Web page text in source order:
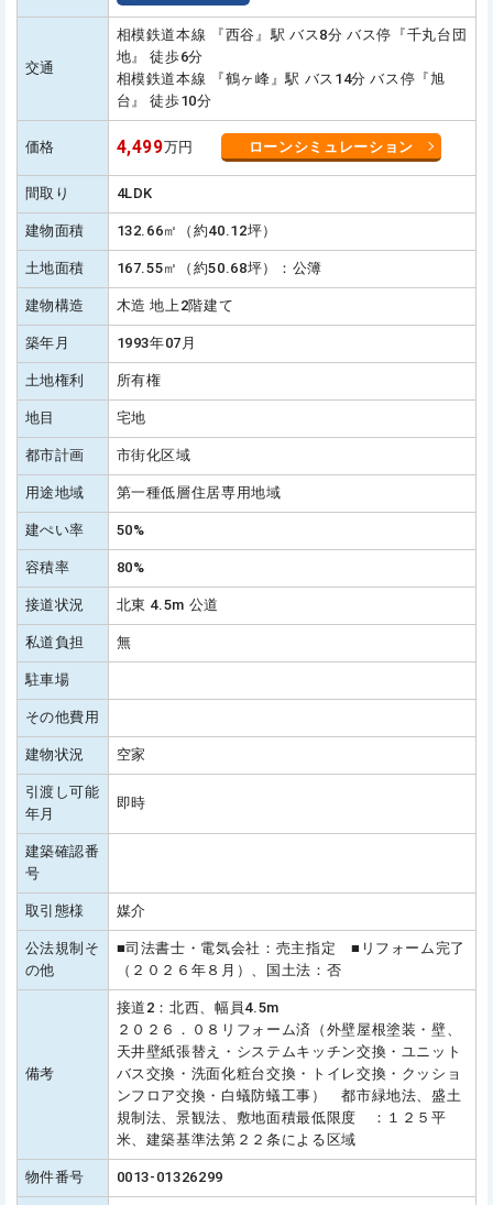
交通
相模鉄道本線 『西谷』駅 バス8分 バス停『千丸台団
地』 徒歩6分
相模鉄道本線 『鶴ヶ峰』駅 バス14分 バス停『旭
台』 徒歩10分
価格 4,499万円 ローンシミュレーション
間取り 4LDK
建物面積 132.66㎡（約40.12坪）
土地面積 167.55㎡（約50.68坪）：公簿
建物構造 木造 地上2階建て
築年月 1993年07月
土地権利 所有権
地目 宅地
都市計画 市街化区域
用途地域 第一種低層住居専用地域
建ぺい率 50%
容積率 80%
接道状況 北東 4.5m 公道
私道負担 無
駐車場
その他費用
建物状況 空家
引渡し可能
年月
即時
建築確認番
号
取引態様 媒介
公法規制そ
の他
■司法書士・電気会社：売主指定 ■リフォーム完了
（２０２６年８月）、国土法：否
備考
接道2：北西、幅員4.5m
２０２６．０８リフォーム済（外壁屋根塗装・壁、
天井壁紙張替え・システムキッチン交換・ユニット
バス交換・洗面化粧台交換・トイレ交換・クッショ
ンフロア交換・白蟻防蟻工事） 都市緑地法、盛土
規制法、景観法、敷地面積最低限度 ：１２５平
米、建築基準法第２２条による区域
物件番号 0013-01326299